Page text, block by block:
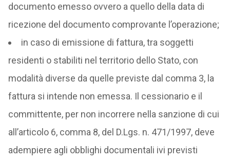
documento emesso ovvero a quello della data di
ricezione del documento comprovante l’operazione;
in caso di emissione di fattura, tra soggetti
residenti o stabiliti nel territorio dello Stato, con
modalità diverse da quelle previste dal comma 3, la
fattura si intende non emessa. Il cessionario e il
committente, per non incorrere nella sanzione di cui
all’articolo 6, comma 8, del D.Lgs. n. 471/1997, deve
adempiere agli obblighi documentali ivi previsti